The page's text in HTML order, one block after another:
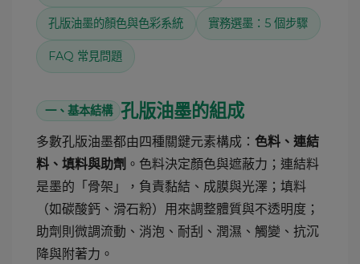
孔版油墨的顏色與色彩系統 實務選墨：5 個步驟
FAQ 常見問題
一、基本結構 孔版油墨的組成
多數孔版油墨都由四種關鍵元素構成： 色料、連結
料、填料與助劑 。色料決定顏色與遮蔽力；連結料
是墨的「骨架」，負責黏結、成膜與光澤；填料
（如碳酸鈣、滑石粉）用來調整體質與不透明度；
助劑則微調流動、消泡、耐刮、潤濕、觸變、抗沉
降與附著力。